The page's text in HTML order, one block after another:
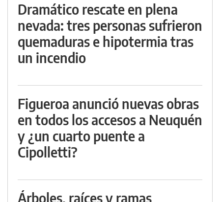
Dramático rescate en plena
nevada: tres personas sufrieron
quemaduras e hipotermia tras
un incendio
Figueroa anunció nuevas obras
en todos los accesos a Neuquén
y ¿un cuarto puente a
Cipolletti?
Árboles, raíces y ramas